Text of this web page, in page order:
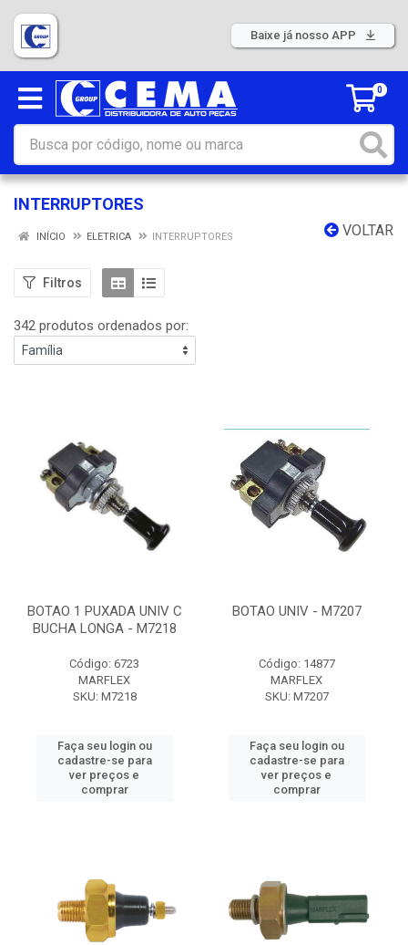
Baixe já nosso APP
0
INTERRUPTORES
VOLTAR
INÍCIO ELETRICA INTERRUPTORES
Filtros
342 produtos ordenados por:
BOTAO 1 PUXADA UNIV C
BUCHA LONGA - M7218
Código: 6723
MARFLEX
SKU: M7218
Faça seu login ou
cadastre-se para
ver preços e
comprar
BOTAO UNIV - M7207
Código: 14877
MARFLEX
SKU: M7207
Faça seu login ou
cadastre-se para
ver preços e
comprar